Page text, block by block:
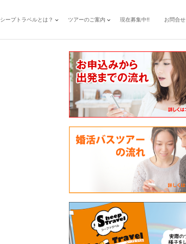
シープトラベルとは？ ツアーのご案内 現在募集中!! お問合せ